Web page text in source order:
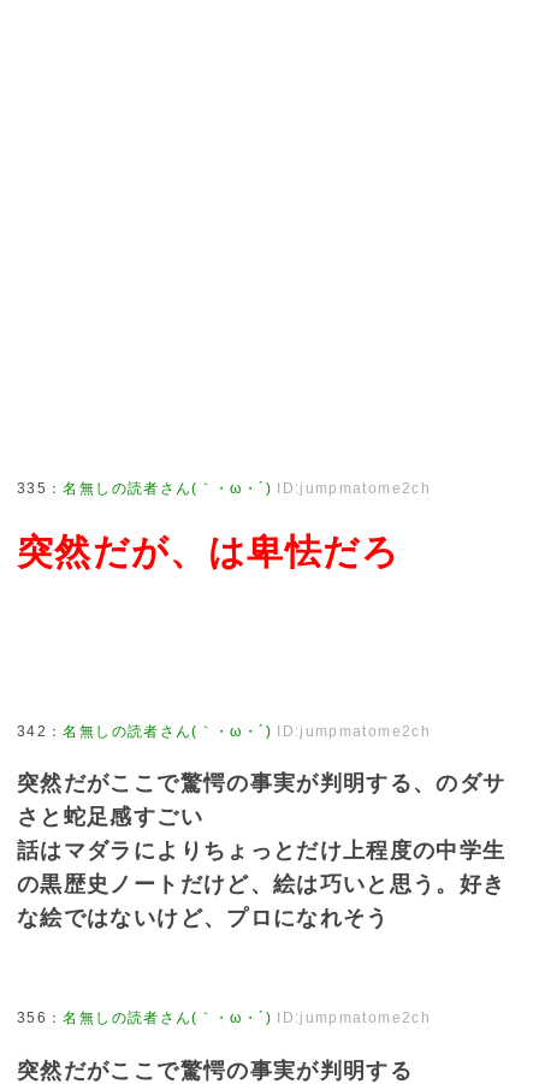
335 ：名無しの読者さん(｀・ω・´) ID:jumpmatome2ch
突然だが、は卑怯だろ
342 ：名無しの読者さん(｀・ω・´) ID:jumpmatome2ch
突然だがここで驚愕の事実が判明する、のダサ
さと蛇足感すごい
話はマダラによりちょっとだけ上程度の中学生
の黒歴史ノートだけど、絵は巧いと思う。好き
な絵ではないけど、プロになれそう
356 ：名無しの読者さん(｀・ω・´) ID:jumpmatome2ch
突然だがここで驚愕の事実が判明する